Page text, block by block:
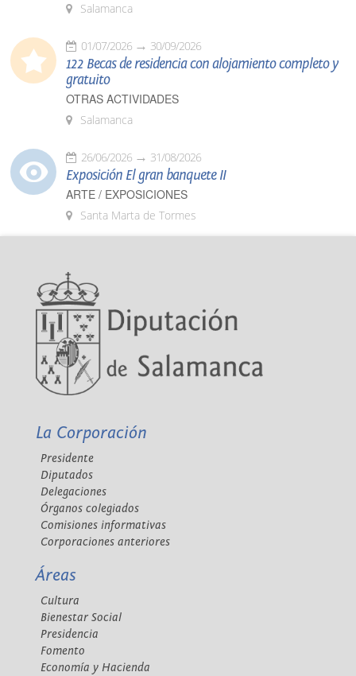
Salamanca
01/07/2026 30/09/2026
122 Becas de residencia con alojamiento completo y
gratuito
OTRAS ACTIVIDADES
Salamanca
26/06/2026 31/08/2026
Exposición El gran banquete II
ARTE / EXPOSICIONES
Santa Marta de Tormes
La Corporación
Presidente
Diputados
Delegaciones
Órganos colegiados
Comisiones informativas
Corporaciones anteriores
Áreas
Cultura
Bienestar Social
Presidencia
Fomento
Economía y Hacienda